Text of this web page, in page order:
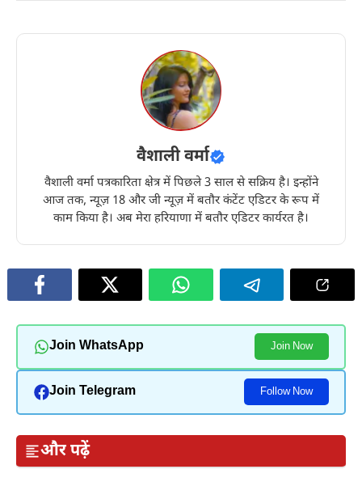
वैशाली वर्मा
वैशाली वर्मा पत्रकारिता क्षेत्र में पिछले 3 साल से सक्रिय है। इन्होंने
आज तक, न्यूज़ 18 और जी न्यूज़ में बतौर कंटेंट एडिटर के रूप में
काम किया है। अब मेरा हरियाणा में बतौर एडिटर कार्यरत है।
Join WhatsApp Join Now
Join Telegram Follow Now
और पढ़ें